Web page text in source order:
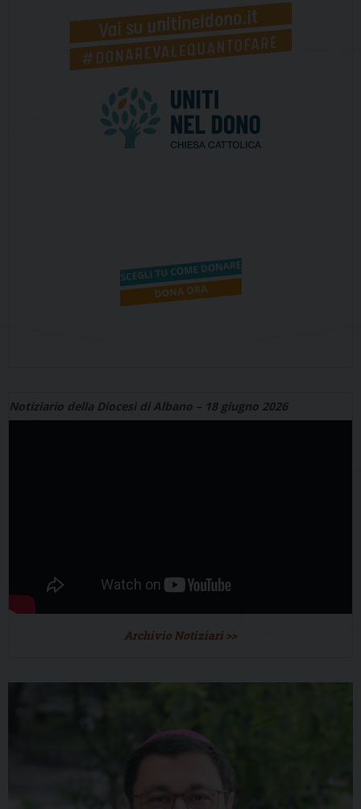
Notiziario della Diocesi di Albano – 18 giugno 2026
Archivio Notiziari >>